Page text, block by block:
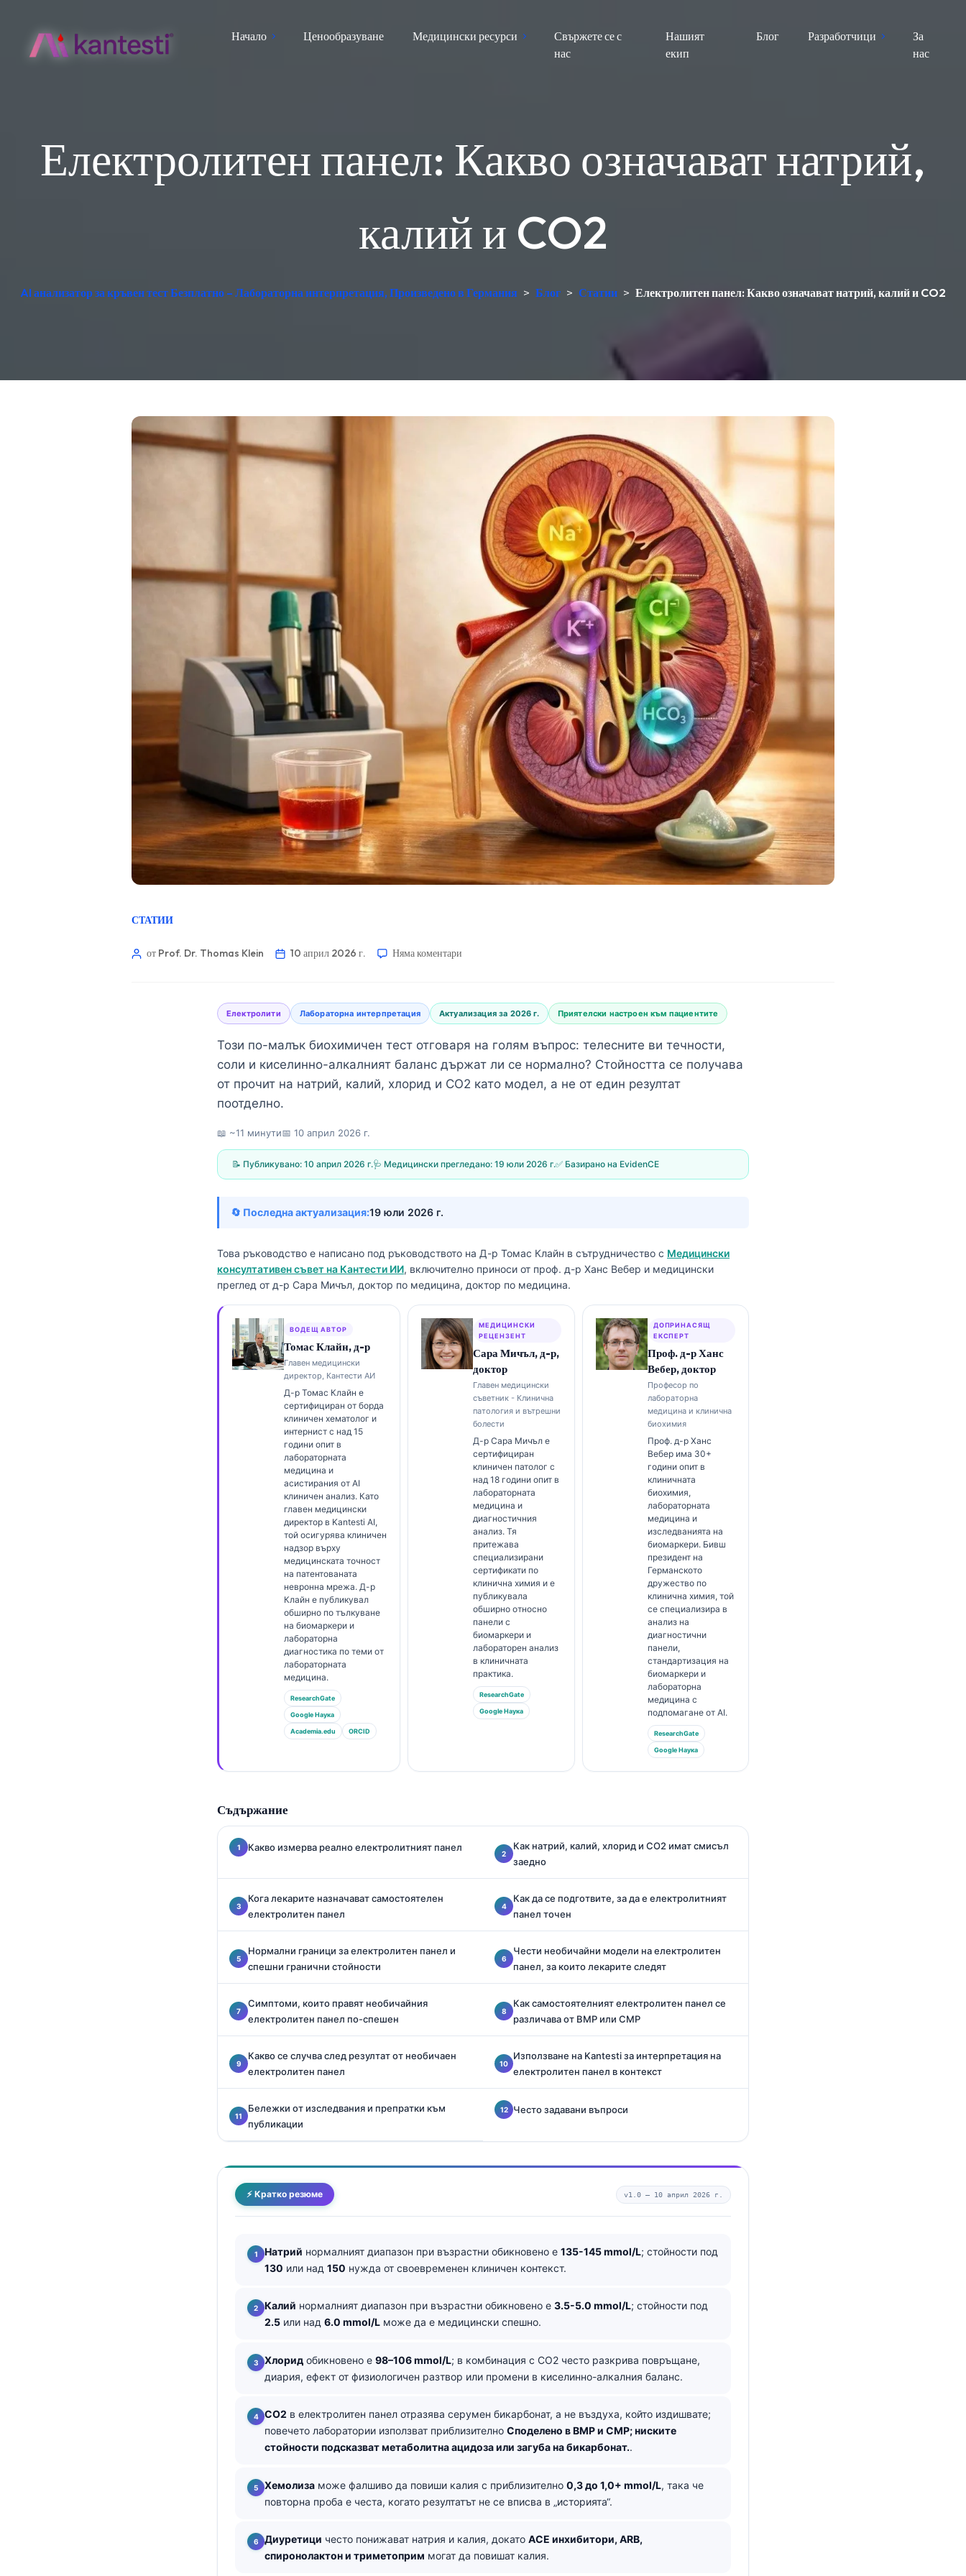
Начало Ценообразуване Медицински ресурси
Свържете се с
нас
Нашият
екип
Блог Разработчици
За
нас
Електролитен панел: Какво означават натрий,
калий и CO2
AI анализатор за кръвен тест Безплатно – Лабораторна интерпретация, Произведено в Германия > Блог > Статии > Електролитен панел: Какво означават натрий, калий и CO2
СТАТИИ
от Prof. Dr. Thomas Klein 10 април 2026 г. Няма коментари
Електролити Лабораторна интерпретация Актуализация за 2026 г. Приятелски настроен към пациентите
Този по-малък биохимичен тест отговаря на голям въпрос: телесните ви течности,
соли и киселинно-алкалният баланс държат ли се нормално? Стойността се получава
от прочит на натрий, калий, хлорид и CO2 като модел, а не от един резултат
поотделно.
📖 ~11 минути📅 10 април 2026 г.
📝 Публикувано: 10 април 2026 г.🩺 Медицински прегледано: 19 юли 2026 г.✅ Базирано на EvidenCE
🔄 Последна актуализация:19 юли 2026 г.
Това ръководство е написано под ръководството на Д-р Томас Клайн в сътрудничество с Медицински
консултативен съвет на Кантести ИИ, включително приноси от проф. д-р Ханс Вебер и медицински
преглед от д-р Сара Мичъл, доктор по медицина, доктор по медицина.
ВОДЕЩ АВТОР
Томас Клайн, д-р
Главен медицински
директор, Кантести АИ
Д-р Томас Клайн е
сертифициран от борда
клиничен хематолог и
интернист с над 15
години опит в
лабораторната
медицина и
асистирания от AI
клиничен анализ. Като
главен медицински
директор в Kantesti AI,
той осигурява клиничен
надзор върху
медицинската точност
на патентованата
невронна мрежа. Д-р
Клайн е публикувал
обширно по тълкуване
на биомаркери и
лабораторна
диагностика по теми от
лабораторната
медицина.
ResearchGate
Google Наука
Academia.edu ORCID
МЕДИЦИНСКИ
РЕЦЕНЗЕНТ
Сара Мичъл, д-р,
доктор
Главен медицински
съветник - Клинична
патология и вътрешни
болести
Д-р Сара Мичъл е
сертифициран
клиничен патолог с
над 18 години опит в
лабораторната
медицина и
диагностичния
анализ. Тя
притежава
специализирани
сертификати по
клинична химия и е
публикувала
обширно относно
панели с
биомаркери и
лабораторен анализ
в клиничната
практика.
ResearchGate
Google Наука
ДОПРИНАСЯЩ
ЕКСПЕРТ
Проф. д-р Ханс
Вебер, доктор
Професор по
лабораторна
медицина и клинична
биохимия
Проф. д-р Ханс
Вебер има 30+
години опит в
клиничната
биохимия,
лабораторната
медицина и
изследванията на
биомаркери. Бивш
президент на
Германското
дружество по
клинична химия, той
се специализира в
анализ на
диагностични
панели,
стандартизация на
биомаркери и
лабораторна
медицина с
подпомагане от AI.
ResearchGate
Google Наука
Съдържание
Какво измерва реално електролитният панел
Как натрий, калий, хлорид и CO2 имат смисъл
заедно
Кога лекарите назначават самостоятелен
електролитен панел
Как да се подготвите, за да е електролитният
панел точен
Нормални граници за електролитен панел и
спешни гранични стойности
Чести необичайни модели на електролитен
панел, за които лекарите следят
Симптоми, които правят необичайния
електролитен панел по-спешен
Как самостоятелният електролитен панел се
различава от BMP или CMP
Какво се случва след резултат от необичаен
електролитен панел
Използване на Kantesti за интерпретация на
електролитен панел в контекст
Бележки от изследвания и препратки към
публикации
Често задавани въпроси
⚡ Кратко резюме v1.0 — 10 април 2026 г.
Натрий нормалният диапазон при възрастни обикновено е 135-145 mmol/L; стойности под
130 или над 150 нужда от своевременен клиничен контекст.
Калий нормалният диапазон при възрастни обикновено е 3.5-5.0 mmol/L; стойности под
2.5 или над 6.0 mmol/L може да е медицински спешно.
Хлорид обикновено е 98–106 mmol/L; в комбинация с CO2 често разкрива повръщане,
диария, ефект от физиологичен разтвор или промени в киселинно-алкалния баланс.
CO2 в електролитен панел отразява серумен бикарбонат, а не въздуха, който издишвате;
повечето лаборатории използват приблизително Споделено в BMP и CMP; ниските
стойности подсказват метаболитна ацидоза или загуба на бикарбонат..
Хемолиза може фалшиво да повиши калия с приблизително 0,3 до 1,0+ mmol/L, така че
повторна проба е честа, когато резултатът не се вписва в „историята“.
Диуретици често понижават натрия и калия, докато ACE инхибитори, ARB,
спиронолактон и триметоприм могат да повишат калия.